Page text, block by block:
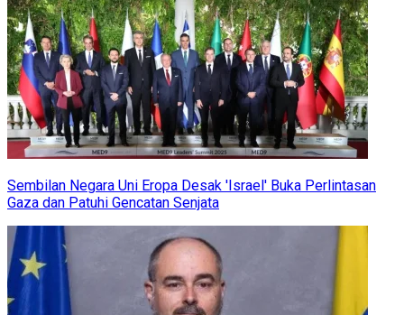
Sembilan Negara Uni Eropa Desak 'Israel' Buka Perlintasan
Gaza dan Patuhi Gencatan Senjata